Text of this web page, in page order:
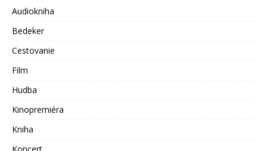
Audiokniha
Bedeker
Cestovanie
Film
Hudba
Kinopremiéra
Kniha
Koncert